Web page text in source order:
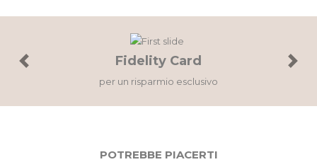
Fidelity Card
per un risparmio esclusivo
Previous Next
POTREBBE PIACERTI